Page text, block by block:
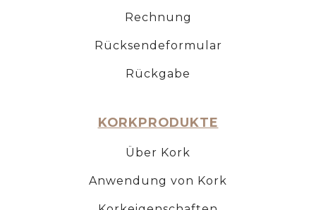
Rechnung
Rücksendeformular
Rückgabe
KORKPRODUKTE
Über Kork
Anwendung von Kork